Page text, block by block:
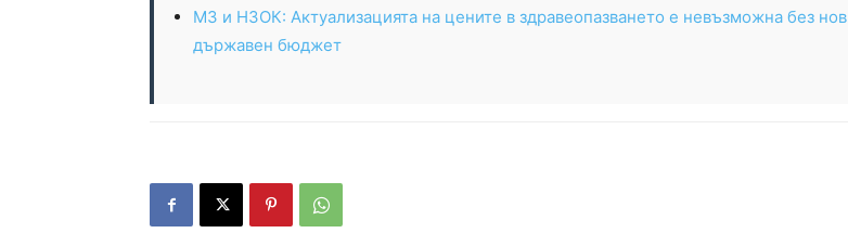
МЗ и НЗОК: Актуализацията на цените в здравеопазването е невъзможна без нов
държавен бюджет